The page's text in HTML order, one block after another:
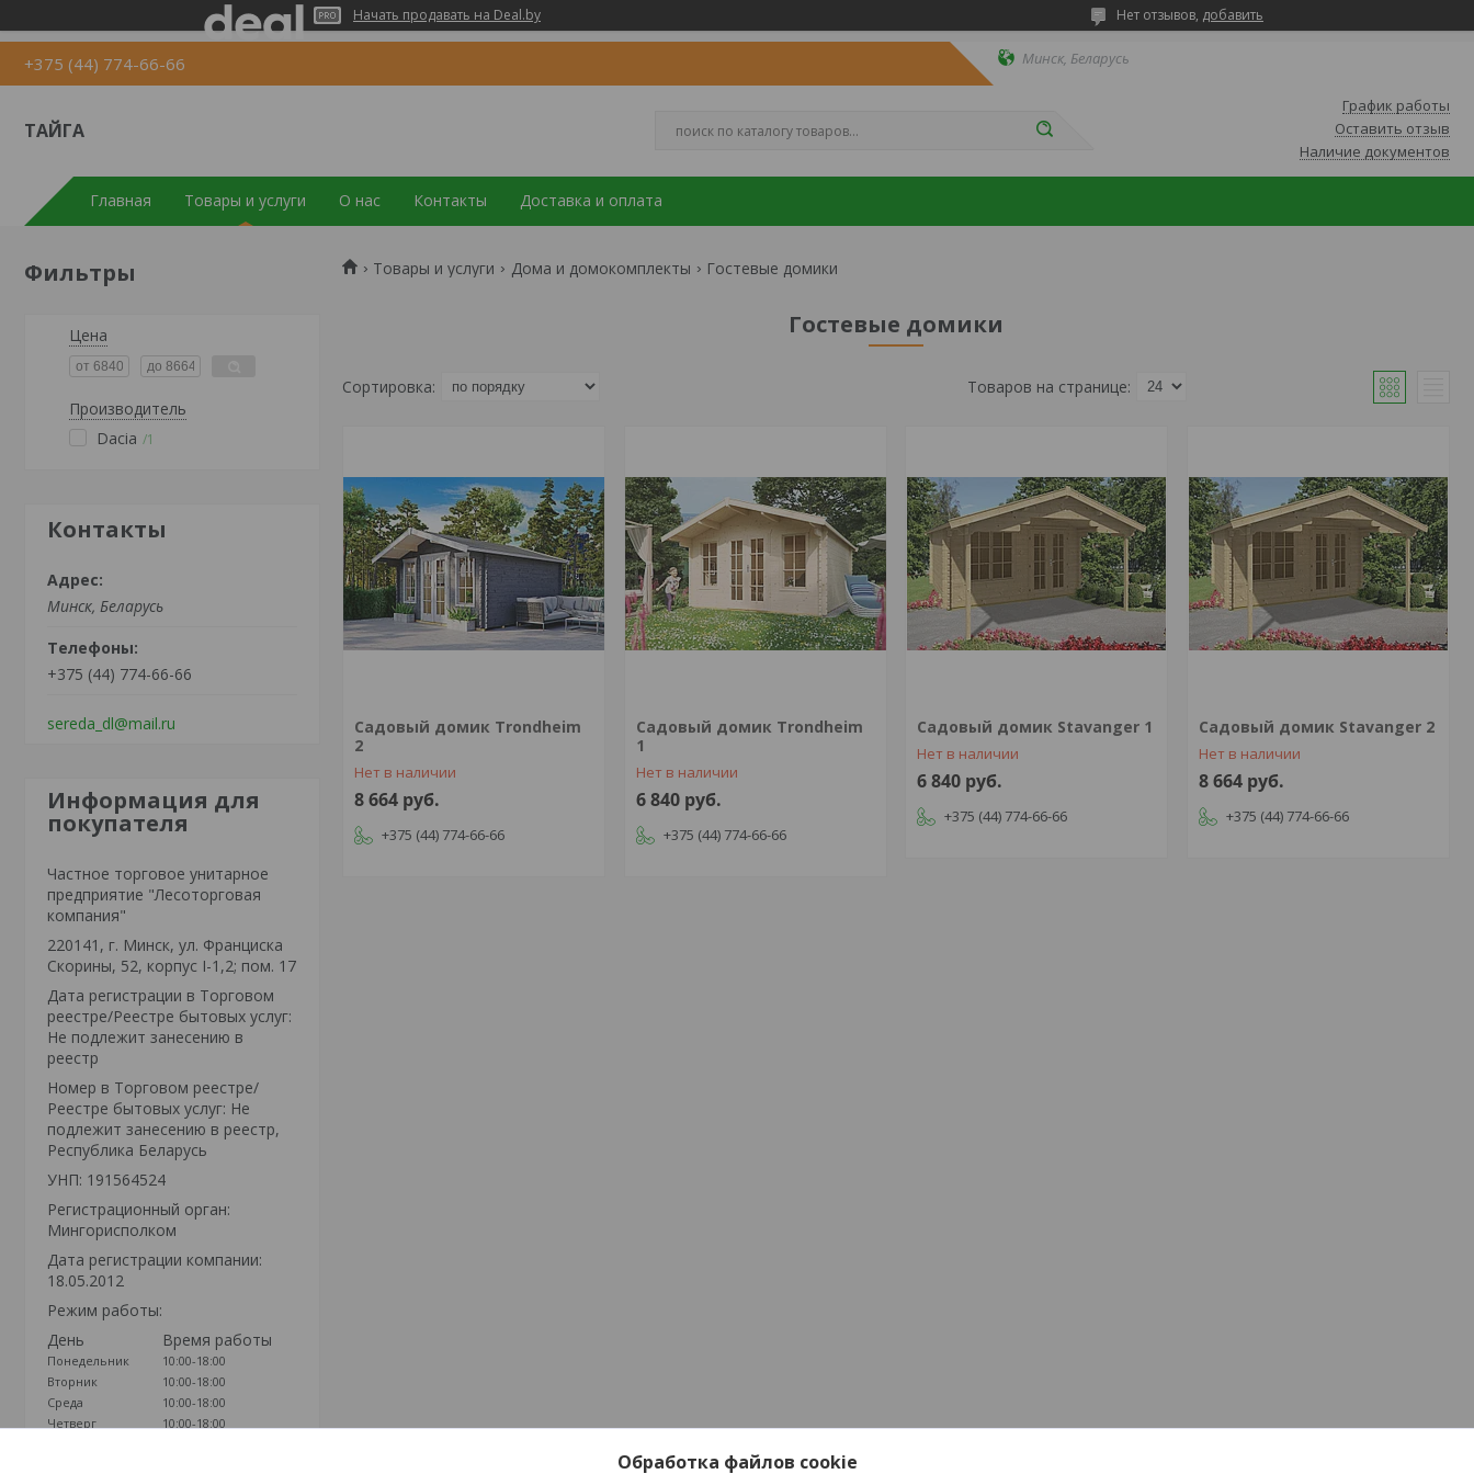
Начать продавать на Deal.by Нет отзывов, добавить
+375 (44) 774-66-66 Минск, Беларусь
ТАЙГА
График работы
Оставить отзыв
Наличие документов
Главная Товары и услуги О нас Контакты Доставка и оплата
Фильтры
Цена
Производитель
Dacia
1
Контакты
Минск, Беларусь
+375 (44) 774-66-66
sereda_dl@mail.ru
Информация для
покупателя
Частное торговое унитарное
предприятие "Лесоторговая
компания"
220141, г. Минск, ул. Франциска
Скорины, 52, корпус I-1,2; пом. 17
Дата регистрации в Торговом
реестре/Реестре бытовых услуг:
Не подлежит занесению в
реестр
Номер в Торговом реестре/
Реестре бытовых услуг: Не
подлежит занесению в реестр,
Республика Беларусь
УНП: 191564524
Регистрационный орган:
Мингорисполком
Дата регистрации компании:
18.05.2012
Режим работы:
День
Время работы
Понедельник
10:00-18:00
Вторник
10:00-18:00
Среда
10:00-18:00
Четверг
10:00-18:00
Товары и услуги Дома и домокомплекты Гостевые домики
Гостевые домики
Садовый домик Trondheim
2
Нет в наличии
8 664 руб.
+375 (44) 774-66-66
Садовый домик Trondheim
1
Нет в наличии
6 840 руб.
+375 (44) 774-66-66
Садовый домик Stavanger 1
Нет в наличии
6 840 руб.
+375 (44) 774-66-66
Садовый домик Stavanger 2
Нет в наличии
8 664 руб.
+375 (44) 774-66-66
Обработка файлов cookie